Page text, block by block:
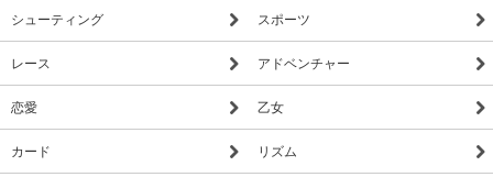
シューティング スポーツ
レース アドベンチャー
恋愛 乙女
カード リズム